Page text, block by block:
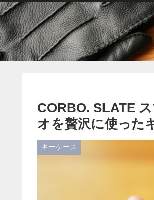
CORBO. SLATE
オを贅沢に使った
キーケース